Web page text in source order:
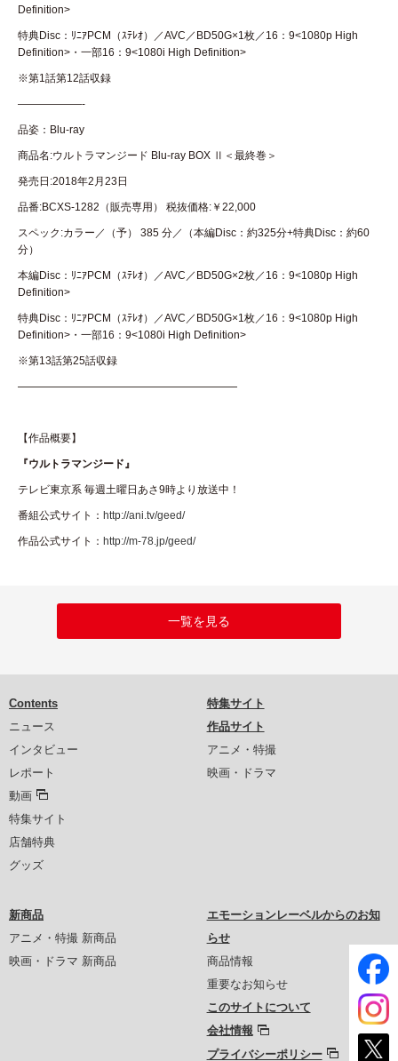
Definition>
特典Disc：ﾘﾆｱPCM（ｽﾃﾚｵ）／AVC／BD50G×1枚／16：9<1080p High
Definition>・一部16：9<1080i High Definition>
※第1話第12話収録
——————-
品姿：Blu-ray
商品名:ウルトラマンジード Blu-ray BOX Ⅱ＜最終巻＞
発売日:2018年2月23日
品番:BCXS-1282（販売専用） 税抜価格:￥22,000
スペック:カラー／（予） 385 分／（本編Disc：約325分+特典Disc：約60
分）
本編Disc：ﾘﾆｱPCM（ｽﾃﾚｵ）／AVC／BD50G×2枚／16：9<1080p High
Definition>
特典Disc：ﾘﾆｱPCM（ｽﾃﾚｵ）／AVC／BD50G×1枚／16：9<1080p High
Definition>・一部16：9<1080i High Definition>
※第13話第25話収録
———————————————————
【作品概要】
『ウルトラマンジード』
テレビ東京系 毎週土曜日あさ9時より放送中！
番組公式サイト： http://ani.tv/geed/
作品公式サイト： http://m-78.jp/geed/
一覧を見る
Contents
ニュース
インタビュー
レポート
動画
特集サイト
店舗特典
グッズ
特集サイト
作品サイト
アニメ・特撮
映画・ドラマ
新商品
アニメ・特撮 新商品
映画・ドラマ 新商品
エモーションレーベルからのお知
らせ
商品情報
重要なお知らせ
このサイトについて
会社情報
プライバシーポリシー